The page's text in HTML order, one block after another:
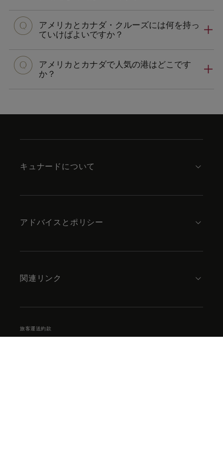
アメリカとカナダ・クルーズには何を持っ
ていけばよいですか？
アメリカとカナダで人気の港はどこです
か？
キュナードについて
アドバイスとポリシー
関連リンク
旅客運送約款